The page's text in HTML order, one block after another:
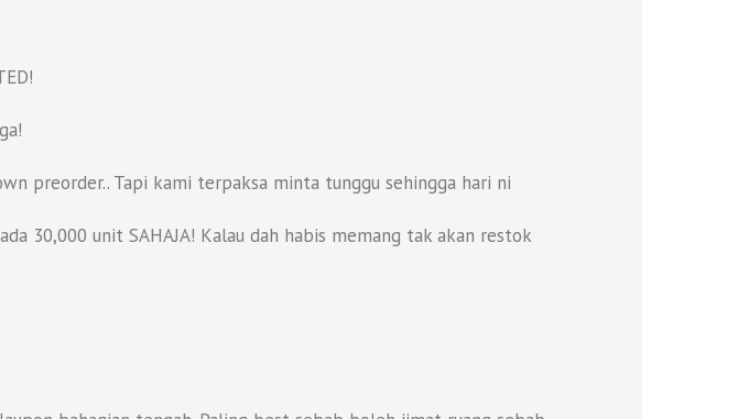
preorder.. Tapi kami terpaksa minta tunggu sehingga hari ni
30,000 unit SAHAJA! Kalau dah habis memang tak akan restok